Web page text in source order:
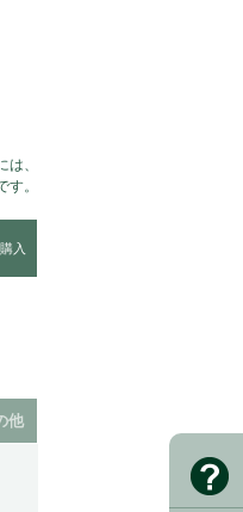
、
す。
購入
他